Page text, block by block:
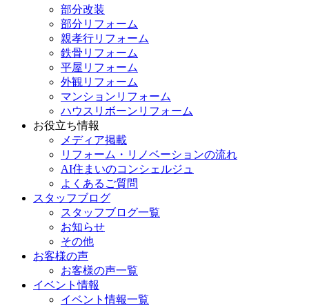
部分改装
部分リフォーム
親孝行リフォーム
鉄骨リフォーム
平屋リフォーム
外観リフォーム
マンションリフォーム
ハウスリボーンリフォーム
お役立ち情報
メディア掲載
リフォーム・リノベーションの流れ
AI住まいのコンシェルジュ
よくあるご質問
スタッフブログ
スタッフブログ一覧
お知らせ
その他
お客様の声
お客様の声一覧
イベント情報
イベント情報一覧